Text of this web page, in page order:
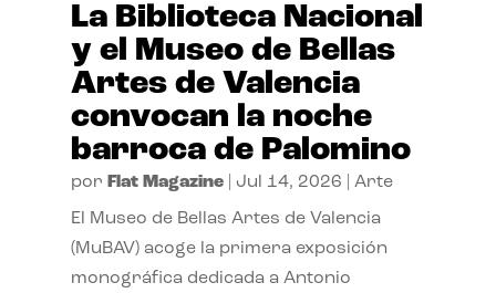
La Biblioteca Nacional
y el Museo de Bellas
Artes de Valencia
convocan la noche
barroca de Palomino
por Flat Magazine| Jul 14, 2026 Arte
El Museo de Bellas Artes de Valencia
(MuBAV) acoge la primera exposición
monográfica dedicada a Antonio